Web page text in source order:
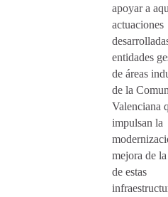
apoyar a
actuaciones
entidades
de áreas
de la
Valenciana
impulsan la
mejora de
de estas